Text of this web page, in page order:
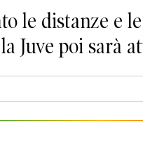
le distanze e
Juve poi sarà